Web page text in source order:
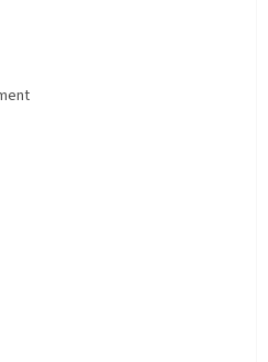
je 5 z 5 hvězdiček.
je 5 z 5 hvězdiček.
je 5 z 5 hvězdiček.